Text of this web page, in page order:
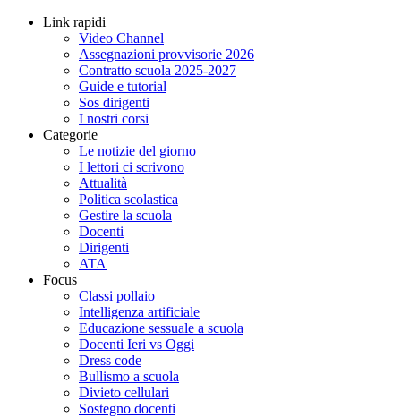
Link rapidi
Video Channel
Assegnazioni provvisorie 2026
Contratto scuola 2025-2027
Guide e tutorial
Sos dirigenti
I nostri corsi
Categorie
Le notizie del giorno
I lettori ci scrivono
Attualità
Politica scolastica
Gestire la scuola
Docenti
Dirigenti
ATA
Focus
Classi pollaio
Intelligenza artificiale
Educazione sessuale a scuola
Docenti Ieri vs Oggi
Dress code
Bullismo a scuola
Divieto cellulari
Sostegno docenti